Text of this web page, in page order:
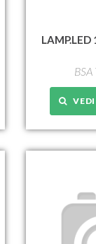
LAMP.LED